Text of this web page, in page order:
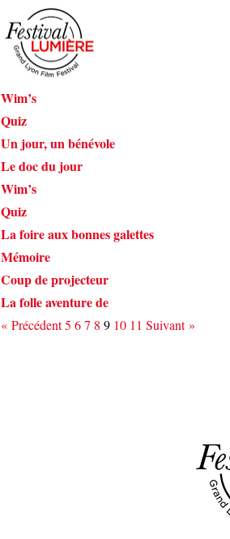
Wim’s
Quiz
Un jour, un bénévole
Le doc du jour
Wim’s
Quiz
La foire aux bonnes galettes
Mémoire
Coup de projecteur
La folle aventure de
« Précédent5 67 8 9 10 11 Suivant »